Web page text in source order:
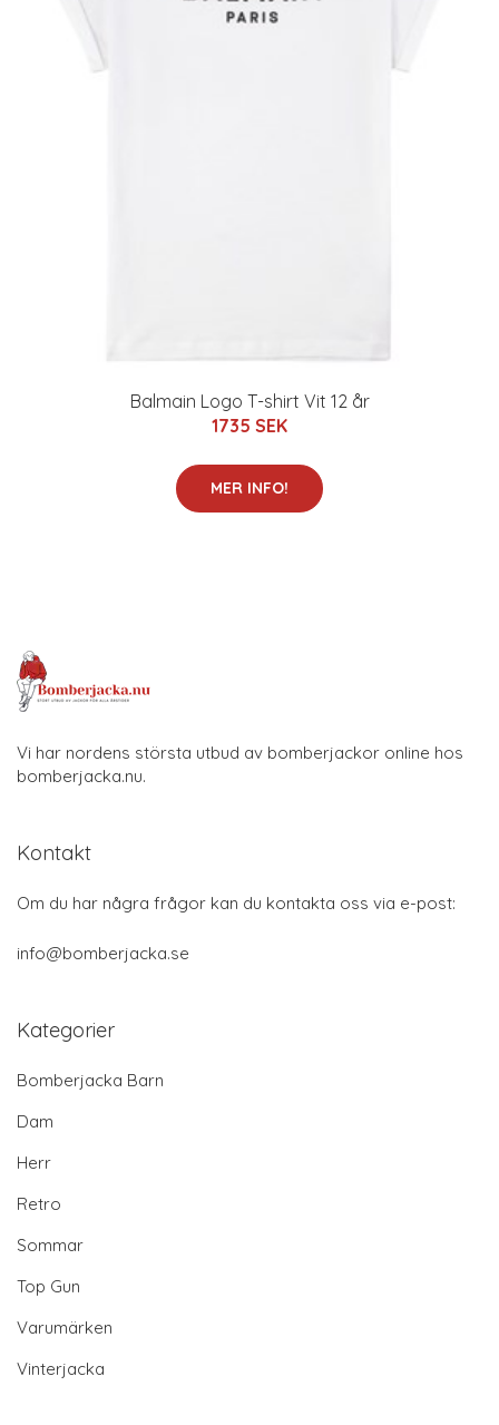
Balmain Logo T-shirt Vit 12 år
1735 SEK
MER INFO!
Vi har nordens största utbud av bomberjackor online hos
bomberjacka.nu.
Kontakt
Om du har några frågor kan du kontakta oss via e-post:
info@bomberjacka.se
Kategorier
Bomberjacka Barn
Dam
Herr
Retro
Sommar
Top Gun
Varumärken
Vinterjacka